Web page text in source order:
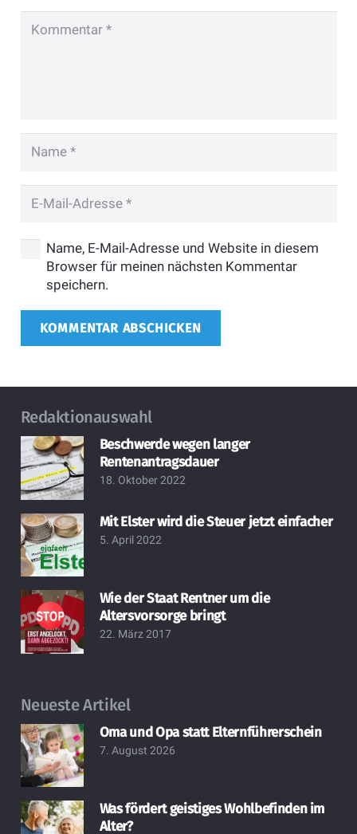
Name, E-Mail-Adresse und Website in diesem
Browser für meinen nächsten Kommentar
speichern.
KOMMENTAR ABSCHICKEN
Redaktionauswahl
Beschwerde wegen langer
Rentenantragsdauer
18. Oktober 2022
Mit Elster wird die Steuer jetzt einfacher
5. April 2022
Wie der Staat Rentner um die
Altersvorsorge bringt
22. März 2017
Neueste Artikel
Oma und Opa statt Elternführerschein
7. August 2026
Was fördert geistiges Wohlbefinden im
Alter?